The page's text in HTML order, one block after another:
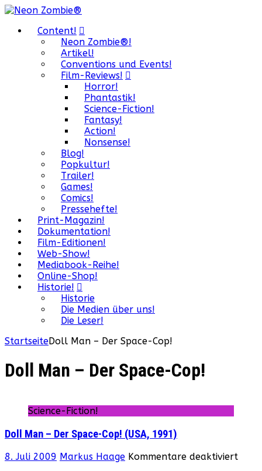
Content!
Neon Zombie®!
Artikel!
Conventions und Events!
Film-Reviews!
Horror!
Phantastik!
Science-Fiction!
Fantasy!
Action!
Nonsense!
Blog!
Popkultur!
Trailer!
Games!
Comics!
Pressehefte!
Print-Magazin!
Dokumentation!
Film-Editionen!
Web-Show!
Mediabook-Reihe!
Online-Shop!
Historie!
Historie
Die Medien über uns!
Die Leser!
StartseiteDoll Man – Der Space-Cop!
Doll Man – Der Space-Cop!
Science-Fiction!
Doll Man – Der Space-Cop! (USA, 1991)
8. Juli 2009 Markus Haage Kommentare deaktiviertfür